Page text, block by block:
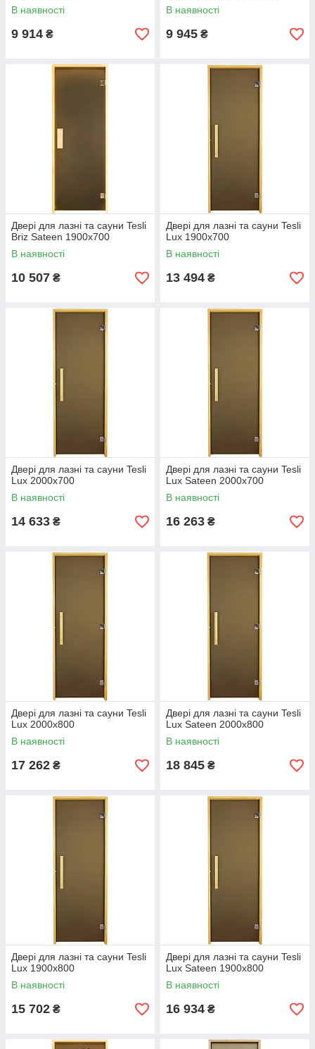
В наявності
9 914 ₴
В наявності
9 945 ₴
Двері для лазні та сауни Tesli
Briz Sateen 1900х700
В наявності
10 507 ₴
Двері для лазні та сауни Tesli
Lux 1900х700
В наявності
13 494 ₴
Двері для лазні та сауни Tesli
Lux 2000х700
В наявності
14 633 ₴
Двері для лазні та сауни Tesli
Lux Sateen 2000х700
В наявності
16 263 ₴
Двері для лазні та сауни Tesli
Lux 2000х800
В наявності
17 262 ₴
Двері для лазні та сауни Tesli
Lux Sateen 2000х800
В наявності
18 845 ₴
Двері для лазні та сауни Tesli
Lux 1900х800
В наявності
15 702 ₴
Двері для лазні та сауни Tesli
Lux Sateen 1900х800
В наявності
16 934 ₴